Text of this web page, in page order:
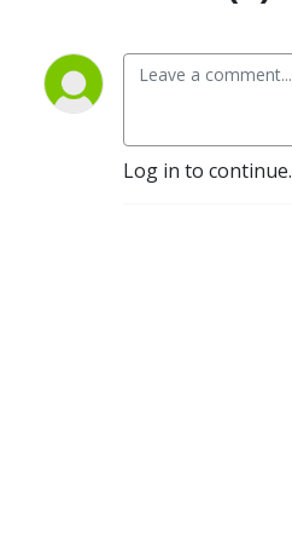
Log in to continue.